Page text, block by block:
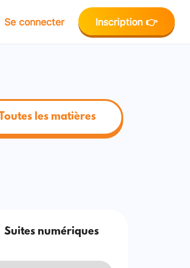
Se connecter Inscription 👉
Toutes les matières
Suites numériques